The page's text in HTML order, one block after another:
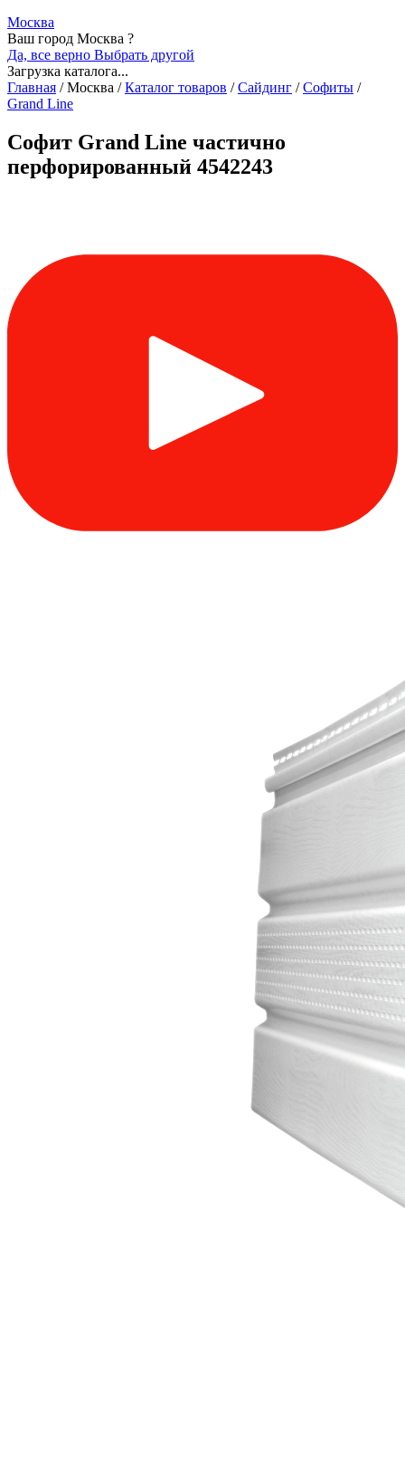
Москва
Ваш город Москва ?
Да, все верно Выбрать другой
Загрузка каталога...
Главная /Москва / Каталог товаров / Сайдинг / Софиты /
Grand Line
Софит Grand Line частично
перфорированный 4542243